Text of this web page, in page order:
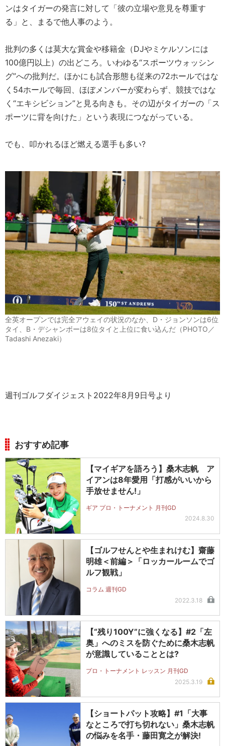
ンはタイガーの発言に対して「彼の立場や意見を尊重す
る」と、まるで他人事のよう。
批判の多くは莫大な賞金や移籍金（DJやミケルソンには
100億円以上）の出どころ。いわゆる“スポーツウォッシン
グ”への批判だ。ほかにも試合形態も従来の72ホールではな
く54ホールで毎回、ほぼメンバーが変わらず、競技ではな
く“エキシビション”と見る向きも。その辺がタイガーの「ス
ポーツに背を向けた」という表現につながっている。
でも、叩かれるほど燃える選手も多い?
全英オープンでは完全アウェイの状況のなか、D・ジョンソンは6位
タイ、B・デシャンボーは8位タイと上位に食い込んだ（PHOTO／
Tadashi Anezaki）
週刊ゴルフダイジェスト2022年8月9日号より
おすすめ記事
【マイギアを語ろう】桑木志帆 ア
イアンは8年愛用「打感がいいから
手放せません!」
ギア プロ・トーナメント 月刊GD
2024.8.30
【ゴルフせんとや生まれけむ】齋藤
明雄＜前編＞「ロッカールームでゴ
ルフ観戦」
コラム 週刊GD
2022.3.18
【“残り100Y”に強くなる】#2「左
奥」へのミスを防ぐために桑木志帆
が意識していることとは?
プロ・トーナメント レッスン 月刊GD
2025.3.19
【ショートパット攻略】#1「大事
なところで打ち切れない」桑木志帆
の悩みを名手・藤田寛之が解決!